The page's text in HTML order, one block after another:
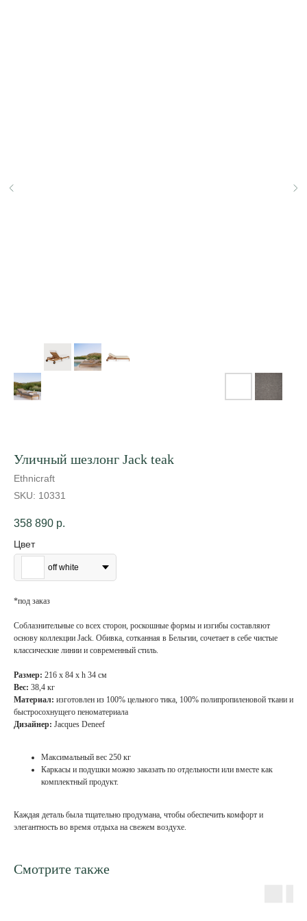
Уличный шезлонг Jack teak
Ethnicraft
SKU: 10331
358 890 р.
Цвет
off white
*под заказ
Соблазнительные со всех сторон, роскошные формы и изгибы составляют
основу коллекции Jack. Обивка, сотканная в Бельгии, сочетает в себе чистые
классические линии и современный стиль.
Размер: 216 х 84 х h 34 см
Вес: 38,4 кг
Материал: изготовлен из 100% цельного тика, 100% полипропиленовой ткани и
быстросохнущего пеноматериала
Дизайнер: Jacques Deneef
Максимальный вес 250 кг
Каркасы и подушки можно заказать по отдельности или вместе как
комплектный продукт.
Каждая деталь была тщательно продумана, чтобы обеспечить комфорт и
элегантность во время отдыха на свежем воздухе.
Смотрите также